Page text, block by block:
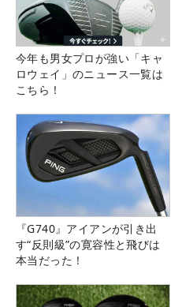
今年も男女プロが強い「キャ
ロウェイ」のニュース一覧は
こちら！
『G740』アイアンが引き出
す“反則級”の寛容性と飛びは
本当だった！